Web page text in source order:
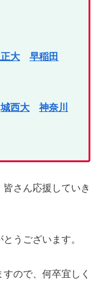
大
早稲田
城西大
神奈川
さん応援していき
うございます。
ので、何卒宜しく